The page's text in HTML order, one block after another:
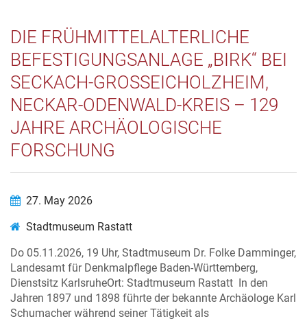
DIE FRÜHMITTELALTERLICHE
BEFESTIGUNGSANLAGE „BIRK“ BEI
SECKACH-GROSSEICHOLZHEIM, N
ECKAR-ODENWALD-KREIS – 129 J
AHRE ARCHÄOLOGISCHE F
ORSCHUNG
27. May 2026
Stadtmuseum Rastatt
Do 05.11.2026, 19 Uhr, Stadtmuseum Dr. Folke Damminger,
Landesamt für Denkmalpflege Baden-Württemberg,
Dienstsitz KarlsruheOrt: Stadtmuseum Rastatt In den
Jahren 1897 und 1898 führte der bekannte Archäologe Karl
Schumacher während seiner Tätigkeit als